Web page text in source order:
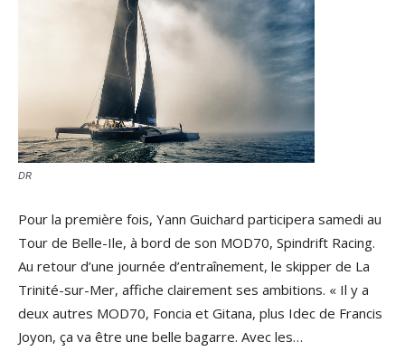
DR
Pour la première fois, Yann Guichard participera samedi au
Tour de Belle-Ile, à bord de son MOD70, Spindrift Racing.
Au retour d’une journée d’entraînement, le skipper de La
Trinité-sur-Mer, affiche clairement ses ambitions. « Il y a
deux autres MOD70, Foncia et Gitana, plus Idec de Francis
Joyon, ça va être une belle bagarre. Avec les…